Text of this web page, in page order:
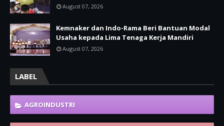
August 07, 2026
Kemnaker dan Indo-Rama Beri Bantuan Modal
Usaha kepada Lima Tenaga Kerja Mandiri
August 07, 2026
LABEL
AGROINDUSTRI